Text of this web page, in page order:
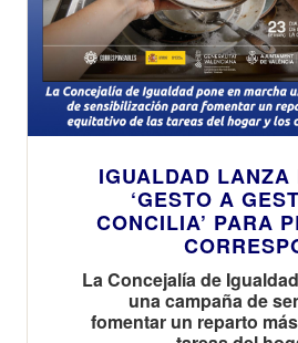
IGUALDAD
‘GESTO A
CONCILIA’ PARA
La Concejalía de
una campaña de
fomentar un reparto